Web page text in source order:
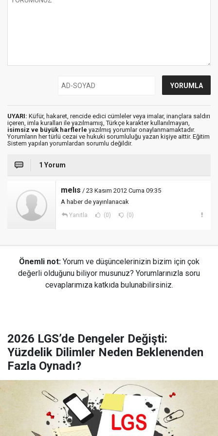
UYARI: Küfür, hakaret, rencide edici cümleler veya imalar, inançlara saldırı
içeren, imla kuralları ile yazılmamış, Türkçe karakter kullanılmayan,
isimsiz ve büyük harflerle yazılmış yorumlar onaylanmamaktadır.
Yorumların her türlü cezai ve hukuki sorumluluğu yazan kişiye aittir. Eğitim
Sistem yapılan yorumlardan sorumlu değildir.
1 Yorum
melıs / 23 Kasım 2012 Cuma 09:35
A haber de yayınlanacak
Yanıtla (0) (0)
Önemli not: Yorum ve düşüncelerinizin bizim için çok
değerli olduğunu biliyor musunuz? Yorumlarınızla soru
cevaplarımıza katkıda bulunabilirsiniz.
2026 LGS’de Dengeler Değişti:
Yüzdelik Dilimler Neden Beklenenden
Fazla Oynadı?